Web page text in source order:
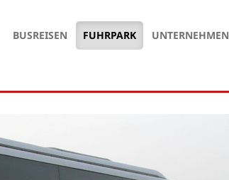
BUSREISEN FUHRPARK UNTERNEHMEN